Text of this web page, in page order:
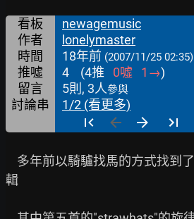
看板
newagemusic
作者
lonelymaster
時間
18年前 (2007/11/25 02:35)
推噓 4 (4推 0噓 1 →)
留言
5則, 3人參與
討論串 1/2 (看更多)
輯